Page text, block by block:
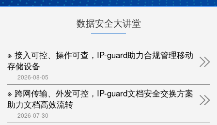
数据安全大讲堂
※ 接入可控、操作可查，IP-guard助力合规管理移动
存储设备
2026-08-05
※ 跨网传输、外发可控，IP-guard文档安全交换方案
助力文档高效流转
2026-07-30